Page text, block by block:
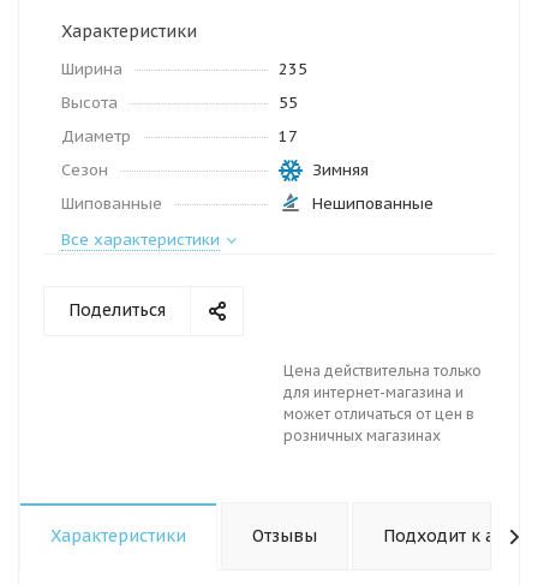
Характеристики
Ширина
235
Высота
55
Диаметр
17
Сезон
Зимняя
Шипованные
Нешипованные
Все характеристики
Поделиться
Цена действительна только
для интернет-магазина и
может отличаться от цен в
розничных магазинах
Характеристики Отзывы Подходит к авто